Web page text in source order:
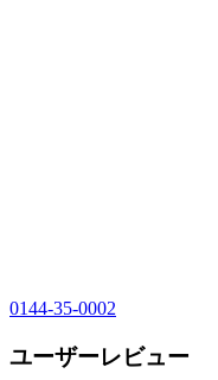
0144-35-0002
ユーザーレビュー